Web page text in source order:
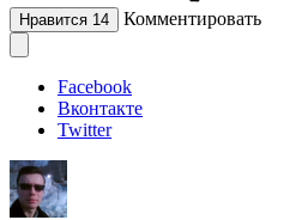
Нравится 14 Комментировать
Facebook
Вконтакте
Twitter